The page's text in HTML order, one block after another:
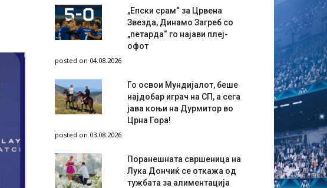
„Епски срам“ за Црвена
Звезда, Динамо Загреб со
„петарда“ го најави плеј-
офот
posted on 04.08.2026
Го освои Мундијалот, беше
најдобар играч на СП, а сега
јава коњи на Дурмитор во
Црна Гора!
posted on 03.08.2026
Поранешната свршеница на
Лука Дончиќ се откажа од
тужбата за алиментација